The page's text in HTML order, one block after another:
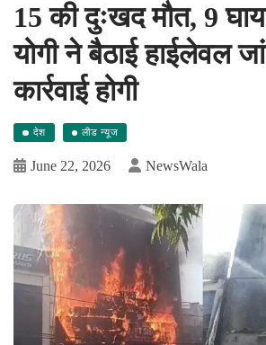
15 की दुःखद मौत, 9
योगी ने बैठाई हाईलेवल
कार्रवाई होगी
देश लीड न्यूज
June 22, 2026 NewsWala